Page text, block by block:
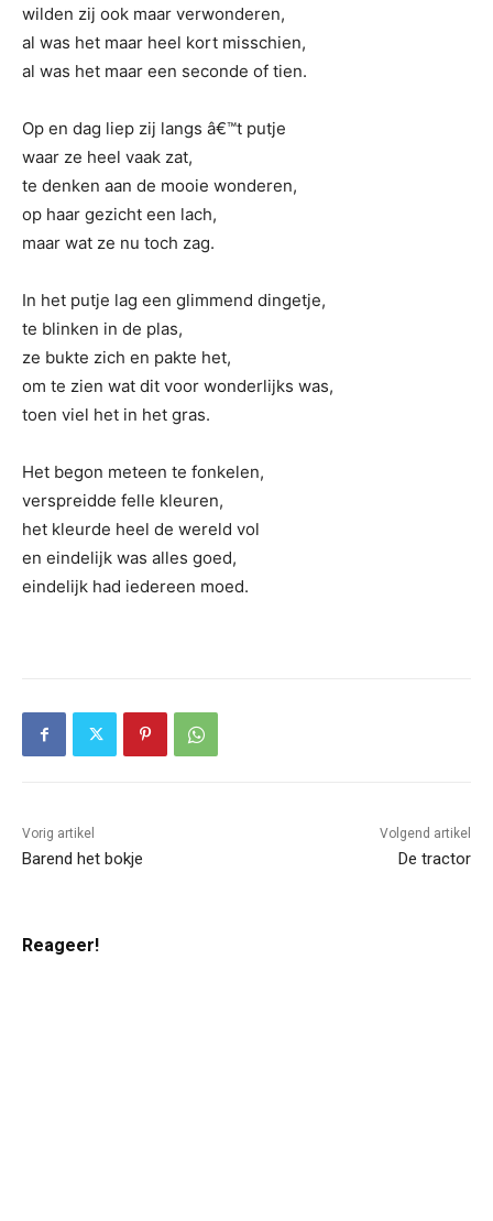
wilden zij ook maar verwonderen,
al was het maar heel kort misschien,
al was het maar een seconde of tien.
Op en dag liep zij langs â€™t putje
waar ze heel vaak zat,
te denken aan de mooie wonderen,
op haar gezicht een lach,
maar wat ze nu toch zag.
In het putje lag een glimmend dingetje,
te blinken in de plas,
ze bukte zich en pakte het,
om te zien wat dit voor wonderlijks was,
toen viel het in het gras.
Het begon meteen te fonkelen,
verspreidde felle kleuren,
het kleurde heel de wereld vol
en eindelijk was alles goed,
eindelijk had iedereen moed.
Vorig artikel
Barend het bokje
Volgend artikel
De tractor
Reageer!